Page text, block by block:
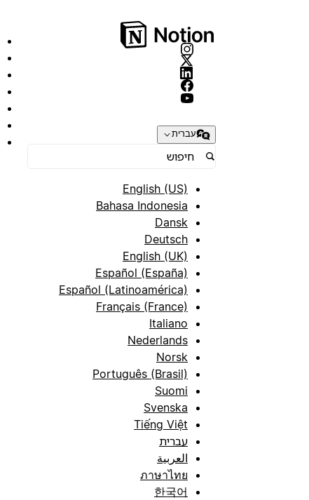
עברית
English (US)
Bahasa Indonesia
Dansk
Deutsch
English (UK)
Español (España)
Español (Latinoamérica)
Français (France)
Italiano
Nederlands
Norsk
Português (Brasil)
Suomi
Svenska
Tiếng Việt
עברית
العربية
ภาษาไทย
한국어